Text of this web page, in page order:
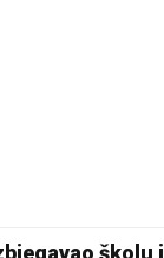
školu i